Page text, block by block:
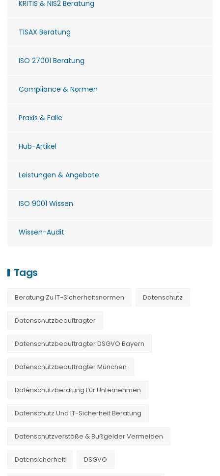
KRITIS & NIS2 Beratung
TISAX Beratung
ISO 27001 Beratung
Compliance & Normen
Praxis & Fälle
Hub-Artikel
Leistungen & Angebote
ISO 9001 Wissen
Wissen-Audit
Tags
Beratung Zu IT-Sicherheitsnormen Datenschutz
Datenschutzbeauftragter
Datenschutzbeauftragter DSGVO Bayern
Datenschutzbeauftragter München
Datenschutzberatung Für Unternehmen
Datenschutz Und IT-Sicherheit Beratung
Datenschutzverstöße & Bußgelder Vermeiden
Datensicherheit DSGVO